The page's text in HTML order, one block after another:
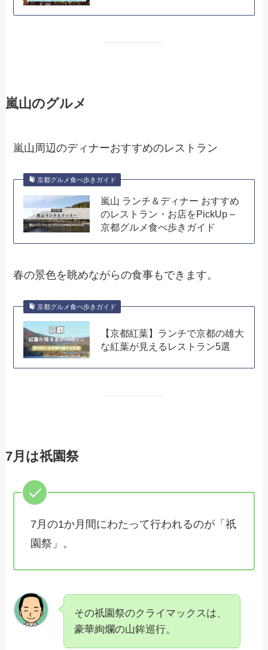
嵐山のグルメ
嵐山周辺のディナーおすすめのレストラン
京都グルメ食べ歩きガイド
嵐山 ランチ＆ディナー おすすめ
のレストラン・お店をPickUp –
京都グルメ食べ歩きガイド
春の景色を眺めながらの食事もできます。
京都グルメ食べ歩きガイド
【京都紅葉】ランチで京都の雄大
な紅葉が見えるレストラン5選
7月は祇園祭
7月の1か月間にわたって行われるのが「祇
園祭」。
その祇園祭のクライマックスは、
豪華絢爛の山鉾巡行。